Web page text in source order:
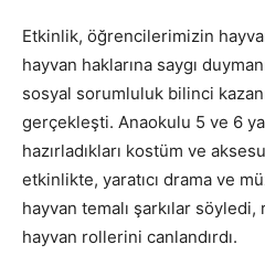
Etkinlik, öğrencilerimizin
hayvan haklarına saygı
sosyal sorumluluk bilinci
gerçekleşti. Anaokulu 5 ve 6
hazırladıkları kostüm ve
etkinlikte, yaratıcı drama ve
hayvan temalı şarkılar söyledi,
hayvan rollerini canlandırdı.